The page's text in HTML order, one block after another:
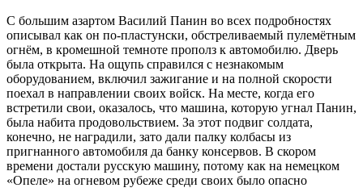
С большим азартом Василий Панин во всех подробностях
описывал как он по-пластунски, обстреливаемый пулемётным
огнём, в кромешной темноте прополз к автомобилю. Дверь
была открыта. На ощупь справился с незнакомым
оборудованием, включил зажигание и на полной скорости
поехал в направлении своих войск. На месте, когда его
встретили свои, оказалось, что машина, которую угнал Панин,
была набита продовольствием. За этот подвиг солдата,
конечно, не наградили, зато дали палку колбасы из
пригнанного автомобиля да банку консервов. В скором
времени достали русскую машину, потому как на немецком
«Опеле» на огневом рубеже среди своих было опасно